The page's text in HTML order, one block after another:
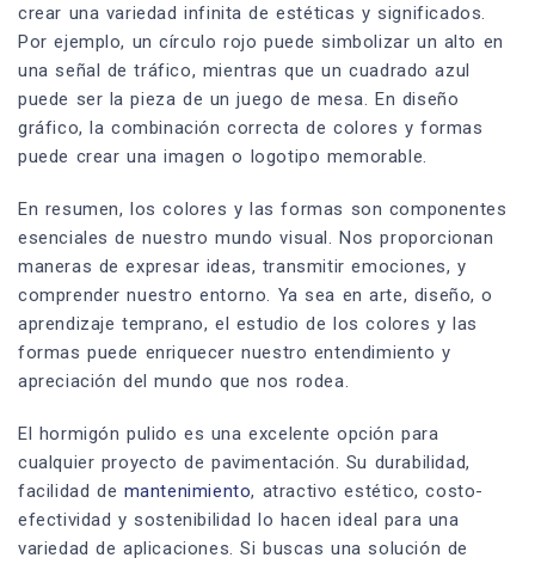
crear una variedad infinita de estéticas y significados.
Por ejemplo, un círculo rojo puede simbolizar un alto en
una señal de tráfico, mientras que un cuadrado azul
puede ser la pieza de un juego de mesa. En diseño
gráfico, la combinación correcta de colores y formas
puede crear una imagen o logotipo memorable.
En resumen, los colores y las formas son componentes
esenciales de nuestro mundo visual. Nos proporcionan
maneras de expresar ideas, transmitir emociones, y
comprender nuestro entorno. Ya sea en arte, diseño, o
aprendizaje temprano, el estudio de los colores y las
formas puede enriquecer nuestro entendimiento y
apreciación del mundo que nos rodea.
El hormigón pulido es una excelente opción para
cualquier proyecto de pavimentación. Su durabilidad,
facilidad de mantenimiento, atractivo estético, costo-
efectividad y sostenibilidad lo hacen ideal para una
variedad de aplicaciones. Si buscas una solución de